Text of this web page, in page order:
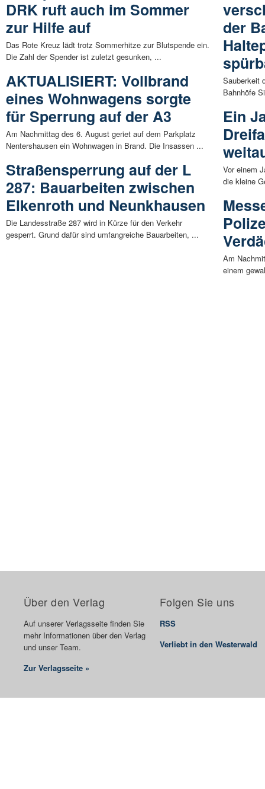
DRK ruft auch im Sommer
zur Hilfe auf
Das Rote Kreuz lädt trotz Sommerhitze zur Blutspende ein.
Die Zahl der Spender ist zuletzt gesunken, ...
AKTUALISIERT: Vollbrand
eines Wohnwagens sorgte
für Sperrung auf der A3
Am Nachmittag des 6. August geriet auf dem Parkplatz
Nentershausen ein Wohnwagen in Brand. Die Insassen ...
Straßensperrung auf der L
287: Bauarbeiten zwischen
Elkenroth und Neunkhausen
Die Landesstraße 287 wird in Kürze für den Verkehr
gesperrt. Grund dafür sind umfangreiche Bauarbeiten, ...
der
Sauberkeit
Bahnhöfe
Ein
Vor einem
die kleine
Am
einem
Über den Verlag
Auf unserer Verlagsseite finden Sie
mehr Informationen über den Verlag
und unser Team.
Zur Verlagsseite »
Folgen Sie uns
RSS
Verliebt in den Westerwald